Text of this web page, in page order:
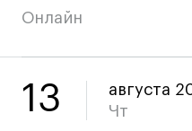
EN
EN
Онлайн
13
августа
Чт